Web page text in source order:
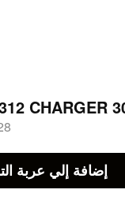
CHARGER
إضافة إلي عربة